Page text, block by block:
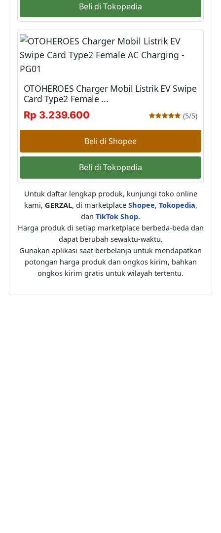
Beli di Tokopedia
OTOHEROES Charger Mobil Listrik EV Swipe
Card Type2 Female ...
Rp 3.239.600
(5/5)
Beli di Shopee
Beli di Tokopedia
Untuk daftar lengkap produk, kunjungi toko online
kami, GERZAL, di marketplace Shopee, Tokopedia,
dan TikTok Shop.
Harga produk di setiap marketplace berbeda-beda dan
dapat berubah sewaktu-waktu.
Gunakan aplikasi saat berbelanja untuk mendapatkan
potongan harga produk dan ongkos kirim, bahkan
ongkos kirim gratis untuk wilayah tertentu.